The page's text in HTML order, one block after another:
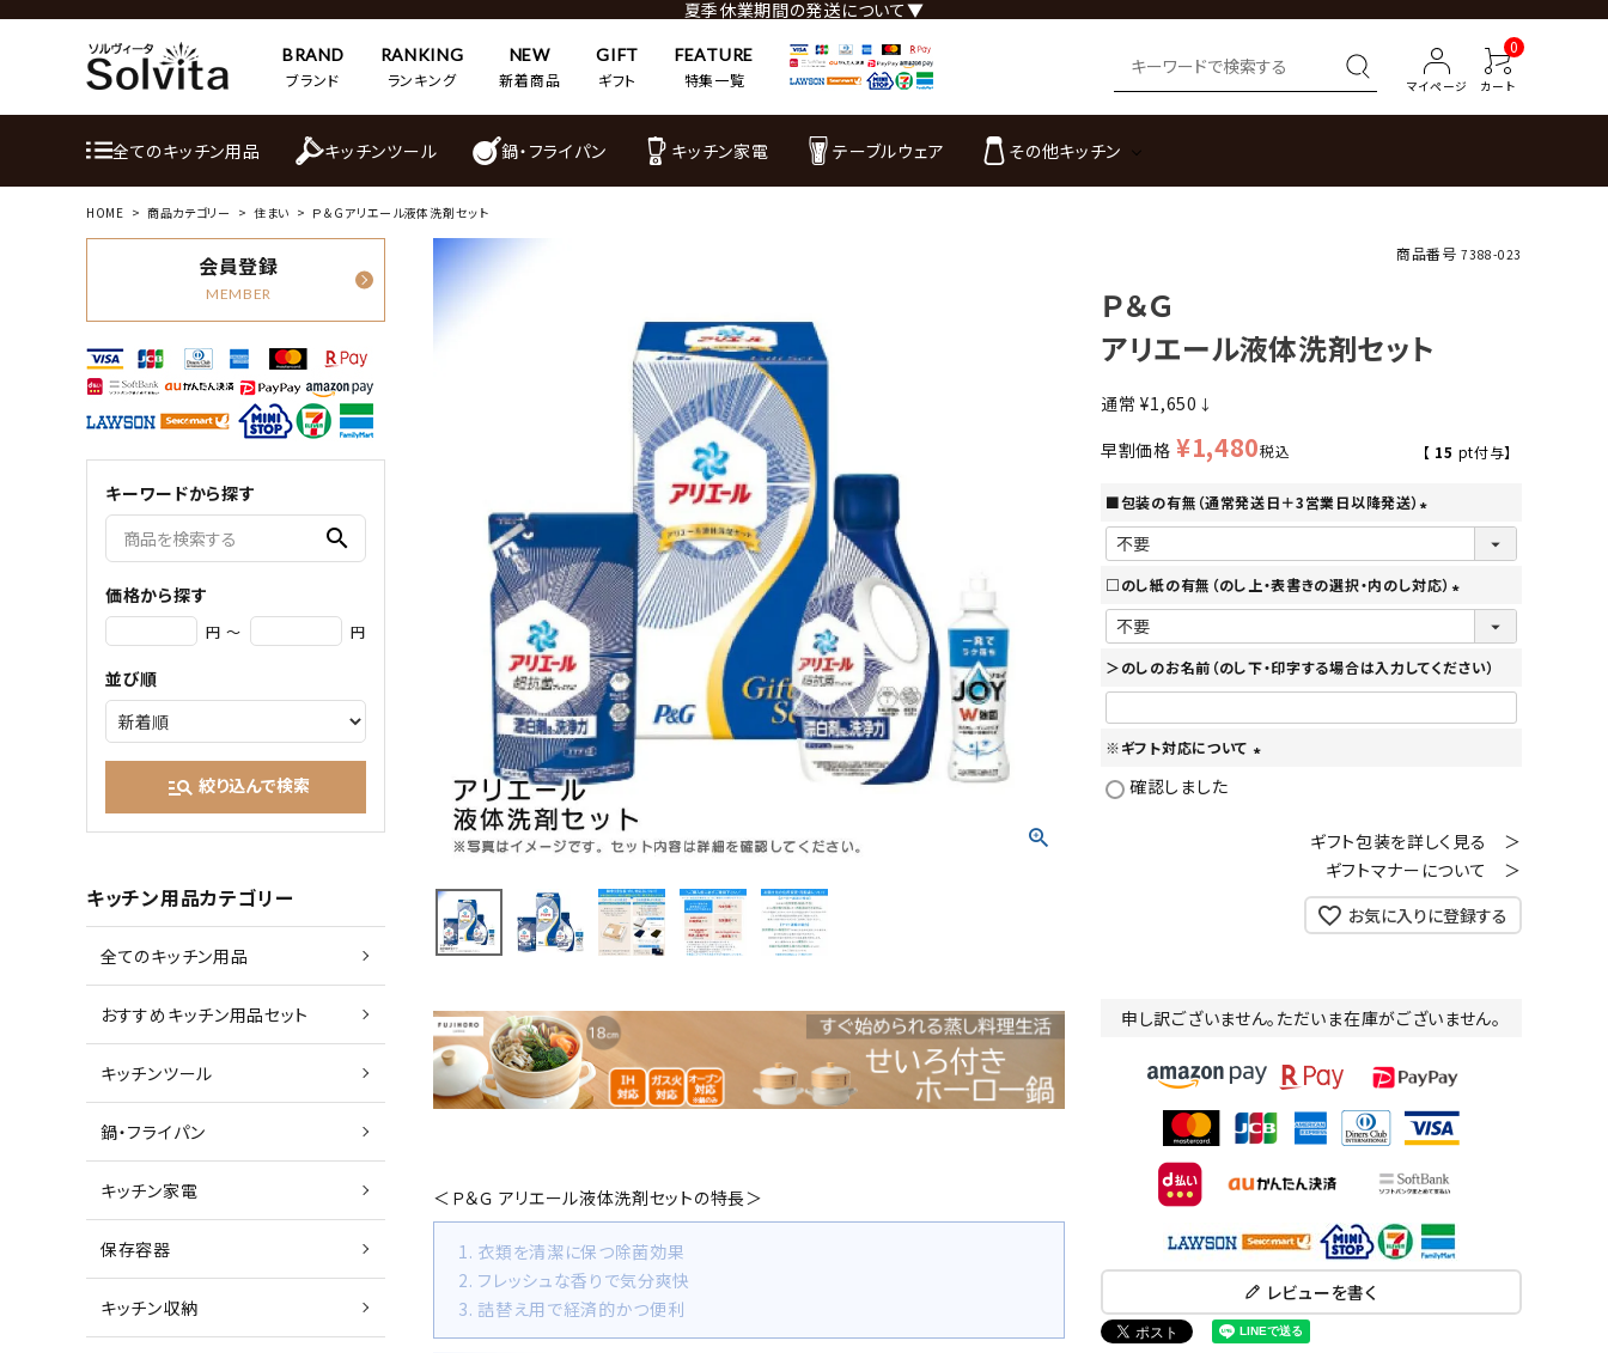
夏季休業期間の発送について▼
BRAND
ブランド
RANKING
ランキング
NEW
新着商品
GIFT
ギフト
FEATURE
特集一覧
マイページ
0
カート
全てのキッチン用品 キッチンツール 鍋・フライパン キッチン家電 テーブルウェア その他キッチン
HOME 商品カテゴリー 住まい Ｐ＆Ｇアリエール液体洗剤セット
会員登録
MEMBER
キーワードから探す
search
価格から探す
円 ～ 円
並び順
manage_search 絞り込んで検索
キッチン用品カテゴリー
全てのキッチン用品
おすすめキッチン用品セット
キッチンツール
鍋・フライパン
キッチン家電
保存容器
キッチン収納
＜Ｐ＆Ｇ アリエール液体洗剤セットの特長＞
1. 衣類を清潔に保つ除菌効果
2. フレッシュな香りで気分爽快
3. 詰替え用で経済的かつ便利
商品番号 7388-023
Ｐ＆Ｇ
アリエール液体洗剤セット
通常 ¥1,650 ↓
早割価格 ¥1,480税込 【 15 pt付与】
■包装の有無（通常発送日＋3営業日以降発送）
必
須
□のし紙の有無（のし上・表書きの選択・内のし対応）
必
須
＞のしのお名前（のし下・印字する場合は入力してください）
※ギフト対応について
確認しました
ギフト包装を詳しく見る ＞
ギフトマナーについて ＞
お気に入りに登録する
申し訳ございません。ただいま在庫がございません。
レビューを書く